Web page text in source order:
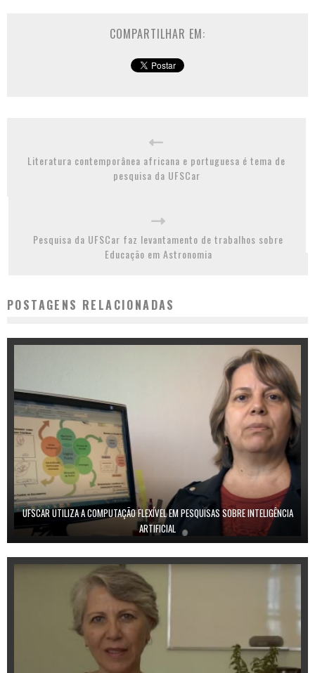
COMPARTILHAR EM:
Literatura contemporânea africana e portuguesa é tema de
pesquisa da UFSCar
Pesquisa da UFSCar faz levantamento de trabalhos sobre
Educação em Astronomia
POSTAGENS RELACIONADAS
UFSCAR UTILIZA A COMPUTAÇÃO FLEXÍVEL EM PESQUISAS SOBRE INTELIGÊNCIA
ARTIFICIAL